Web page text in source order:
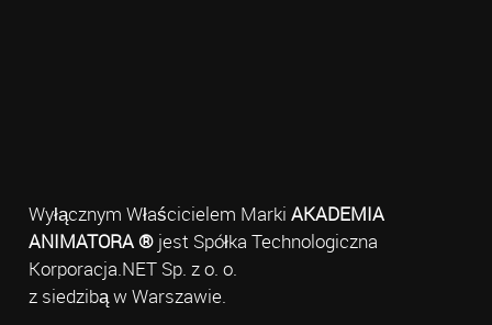
Wyłącznym Właścicielem Marki AKADEMIA
ANIMATORA ®jest Spółka Technologiczna
Korporacja.NET Sp. z o. o.
z siedzibą w Warszawie.